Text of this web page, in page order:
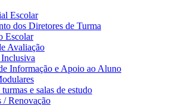
Escolar
dos Diretores de Turma
Escolar
Avaliação
Informação e Apoio ao Aluno
e salas de estudo
/ Renovação